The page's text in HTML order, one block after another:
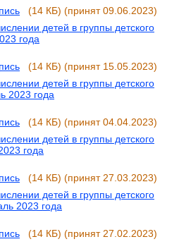
(14 КБ) (принят 09.06.2023)
детей в группы детского
года
(14 КБ) (принят 15.05.2023)
детей в группы детского
2023 года
(14 КБ) (принят 04.04.2023)
детей в группы детского
года
(14 КБ) (принят 27.03.2023)
детей в группы детского
2023 года
(14 КБ) (принят 27.02.2023)